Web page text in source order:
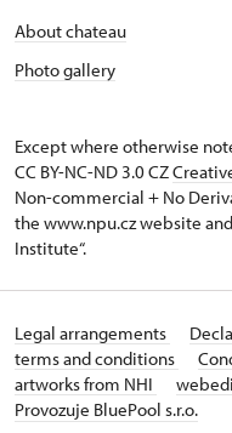
About chateau
Photo gallery
Except where otherwise
CC BY-NC-ND 3.0 CZ
Non-commercial + No
the www.npu.cz website
Institute“.
Legal arrangements
terms and conditions
artworks from NHI
Provozuje BluePool s.r.o.